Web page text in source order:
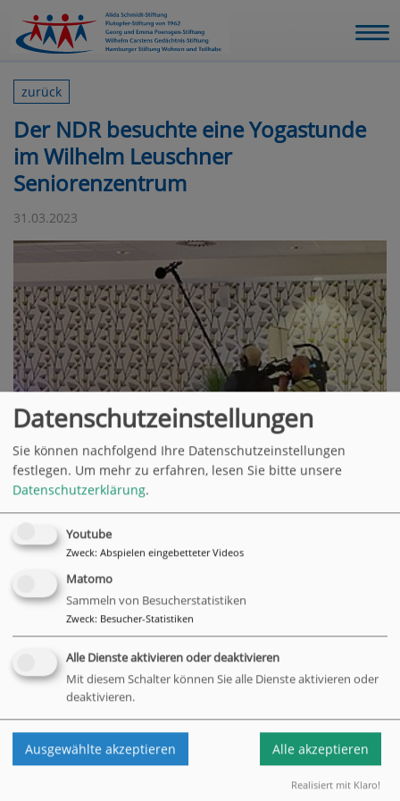
zurück
Der NDR besuchte eine Yogastunde
im Wilhelm Leuschner
Seniorenzentrum
31.03.2023
Das „Hamburg Journal“ des NDR besuchte das Wilhelm
Leuschner Seniorenzentrum zu einer Yogastunde des
ProjektesYOGA HILFT
Der Verein „Yoga für Alle e.V.“ bringt mit dem Projekt Yoga zu
Yogastudios tummeln.
In unserem Seniorenzentrum finden zwei solcher
Yogagruppen statt und die Teilnehmenden sich begeistert
von der Wirkung. Warum, sehen Sie hierin der Mediathek des
NDR.
Datenschutzeinstellungen
Sie können nachfolgend Ihre Datenschutzeinstellungen
festlegen. Um mehr zu erfahren, lesen Sie bitte unsere
Datenschutzerklärung.
Youtube
Zweck: Abspielen eingebetteter Videos
Matomo
Sammeln von Besucherstatistiken
Zweck: Besucher-Statistiken
Alle Dienste aktivieren oder deaktivieren
Mit diesem Schalter können Sie alle Dienste aktivieren oder
deaktivieren.
Ausgewählte akzeptieren Alle akzeptieren
Realisiert mit Klaro!